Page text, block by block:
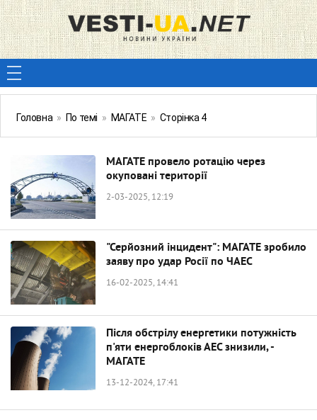
Головна » По темі » МАГАТЕ » Сторінка 4
МАГАТЕ провело ротацію через
окуповані території
2-03-2025, 12:19
"Серйозний інцидент": МАГАТЕ зробило
заяву про удар Росії по ЧАЕС
16-02-2025, 14:41
Після обстрілу енергетики потужність
п'яти енергоблоків АЕС знизили, -
МАГАТЕ
13-12-2024, 17:41